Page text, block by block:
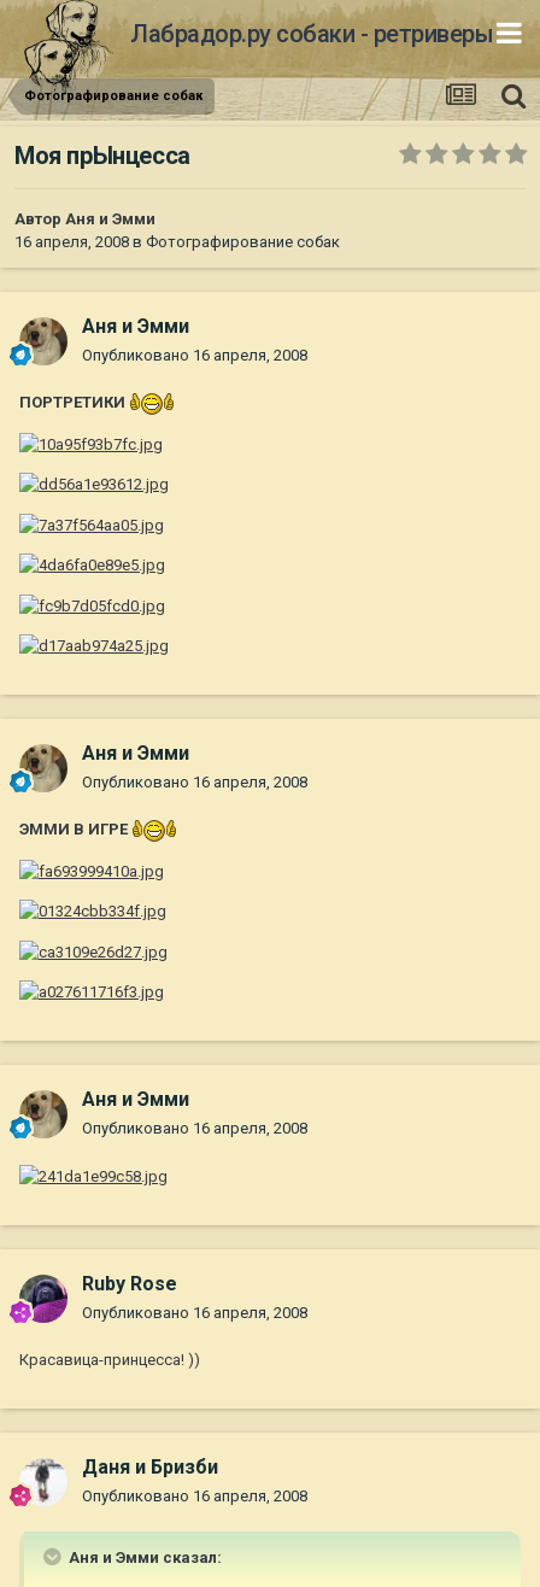
Лабрадор.ру собаки - ретриверы
Фотографирование собак
Моя прЫнцесса
Автор Аня и Эмми
16 апреля, 2008 в Фотографирование собак
Аня и Эмми
Опубликовано 16 апреля, 2008
ПОРТРЕТИКИ
Аня и Эмми
Опубликовано 16 апреля, 2008
ЭММИ В ИГРЕ
Аня и Эмми
Опубликовано 16 апреля, 2008
Ruby Rose
Опубликовано 16 апреля, 2008
Красавица-принцесса! ))
Даня и Бризби
Опубликовано 16 апреля, 2008
Аня и Эмми сказал: